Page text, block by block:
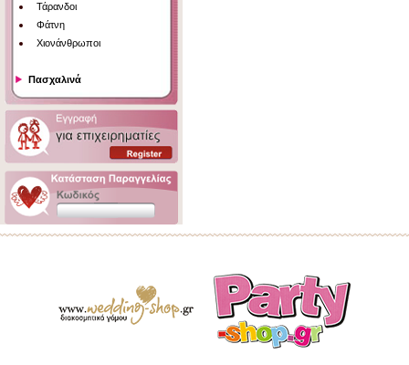
Τάρανδοι
Φάτνη
Χιονάνθρωποι
Πασχαλινά